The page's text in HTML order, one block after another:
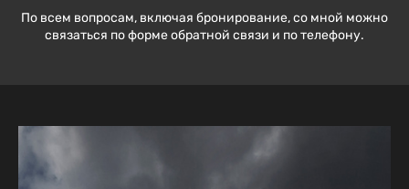
По всем вопросам, включая бронирование, со мной можно
связаться по форме обратной связи и по телефону.